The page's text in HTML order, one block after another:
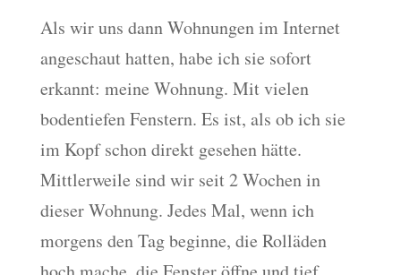
Als wir uns dann Wohnungen im Internet
angeschaut hatten, habe ich sie sofort
erkannt: meine Wohnung. Mit vielen
bodentiefen Fenstern. Es ist, als ob ich sie
im Kopf schon direkt gesehen hätte.
Mittlerweile sind wir seit 2 Wochen in
dieser Wohnung. Jedes Mal, wenn ich
morgens den Tag beginne, die Rolläden